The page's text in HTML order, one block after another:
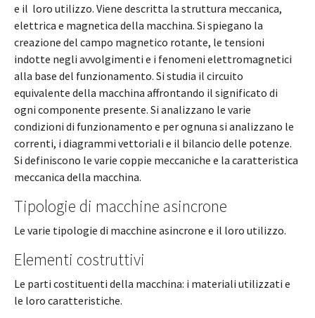
e il loro utilizzo. Viene descritta la struttura meccanica,
elettrica e magnetica della macchina. Si spiegano la
creazione del campo magnetico rotante, le tensioni
indotte negli avvolgimenti e i fenomeni elettromagnetici
alla base del funzionamento. Si studia il circuito
equivalente della macchina affrontando il significato di
ogni componente presente. Si analizzano le varie
condizioni di funzionamento e per ognuna si analizzano le
correnti, i diagrammi vettoriali e il bilancio delle potenze.
Si definiscono le varie coppie meccaniche e la caratteristica
meccanica della macchina.
Tipologie di macchine asincrone
Le varie tipologie di macchine asincrone e il loro utilizzo.
Elementi costruttivi
Le parti costituenti della macchina: i materiali utilizzati e
le loro caratteristiche.